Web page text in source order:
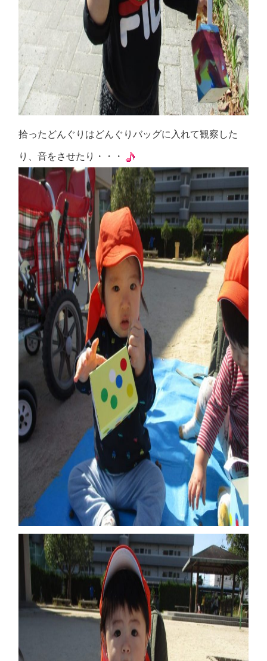
拾ったどんぐりはどんぐりバッグに入れて観察した
り、音をさせたり・・・